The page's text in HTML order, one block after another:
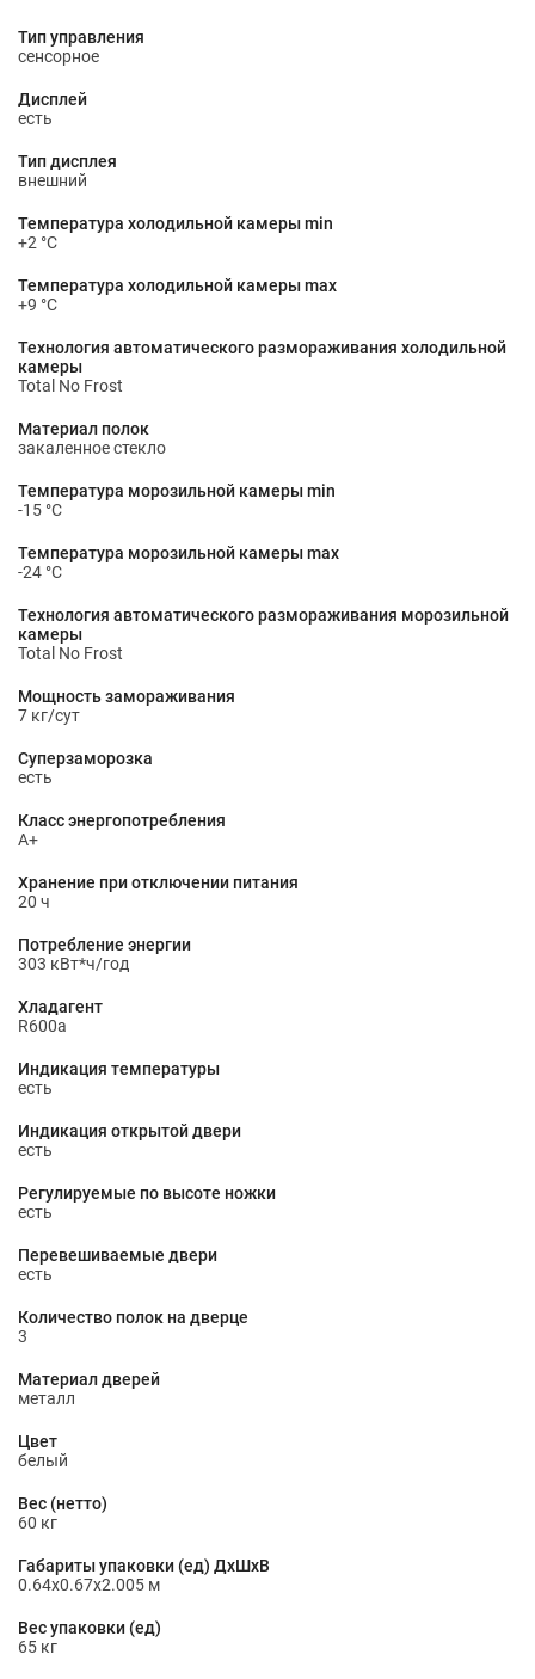
Тип управления
сенсорное
Дисплей
есть
Тип дисплея
внешний
Температура холодильной камеры min
+2 °С
Температура холодильной камеры max
+9 °С
Технология автоматического размораживания холодильной
камеры
Total No Frost
Материал полок
закаленное стекло
Температура морозильной камеры min
-15 °С
Температура морозильной камеры max
-24 °С
Технология автоматического размораживания морозильной
камеры
Total No Frost
Мощность замораживания
7 кг/сут
Суперзаморозка
есть
Класс энергопотребления
A+
Хранение при отключении питания
20 ч
Потребление энергии
303 кВт*ч/год
Хладагент
R600a
Индикация температуры
есть
Индикация открытой двери
есть
Регулируемые по высоте ножки
есть
Перевешиваемые двери
есть
Количество полок на дверце
3
Материал дверей
металл
Цвет
белый
Вес (нетто)
60 кг
Габариты упаковки (ед) ДхШхВ
0.64x0.67x2.005 м
Вес упаковки (ед)
65 кг